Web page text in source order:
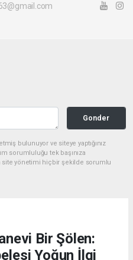
Gonder
bulunuyor ve siteye yaptığınız
sorumluluğu tek başınıza
site yönetimi hiçbir şekilde sorumlu
Bir Şölen:
Yoğun İlgi